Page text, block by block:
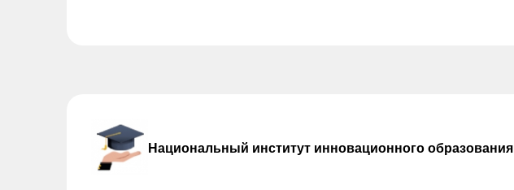
Национальный институт инновационного образования